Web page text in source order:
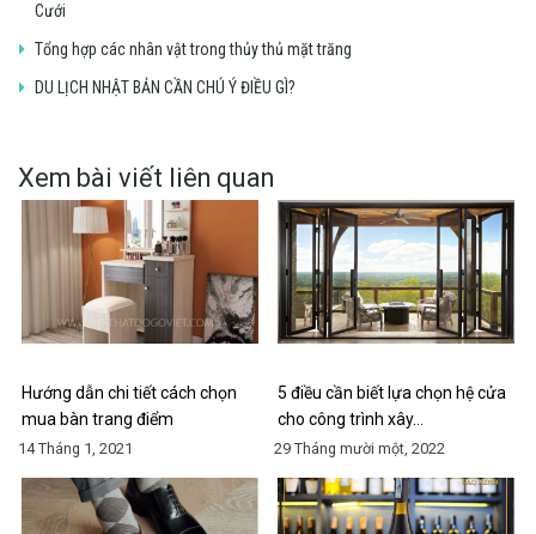
Cưới
Tổng hợp các nhân vật trong thủy thủ mặt trăng
DU LỊCH NHẬT BẢN CẦN CHÚ Ý ĐIỀU GÌ?
Xem bài viết liên quan
Hướng dẫn chi tiết cách chọn
mua bàn trang điểm
14 Tháng 1, 2021
5 điều cần biết lựa chọn hệ cửa
cho công trình xây…
29 Tháng mười một, 2022